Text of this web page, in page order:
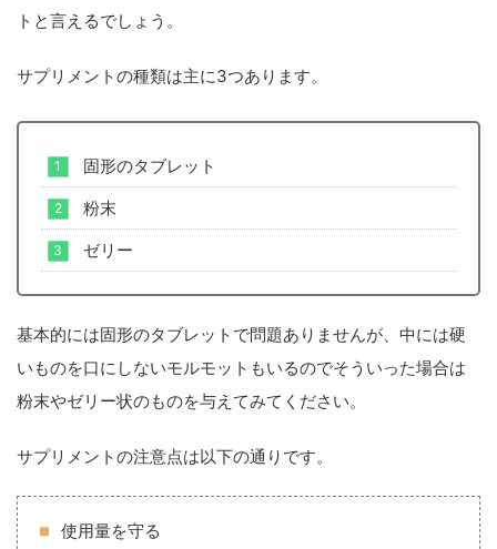
トと言えるでしょう。
サプリメントの種類は主に3つあります。
固形のタブレット
粉末
ゼリー
基本的には固形のタブレットで問題ありませんが、中には硬
いものを口にしないモルモットもいるのでそういった場合は
粉末やゼリー状のものを与えてみてください。
サプリメントの注意点は以下の通りです。
使用量を守る